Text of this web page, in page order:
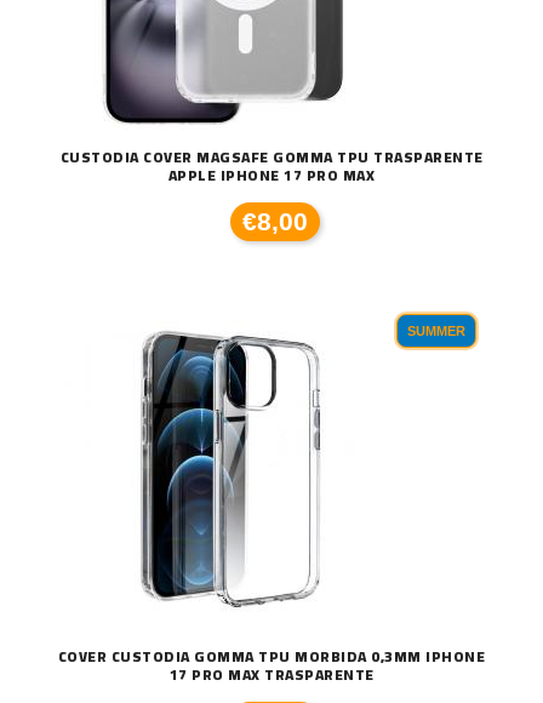
CUSTODIA COVER MAGSAFE GOMMA TPU TRASPARENTE
APPLE IPHONE 17 PRO MAX
€8,00
SUMMER
COVER CUSTODIA GOMMA TPU MORBIDA 0,3MM IPHONE
17 PRO MAX TRASPARENTE